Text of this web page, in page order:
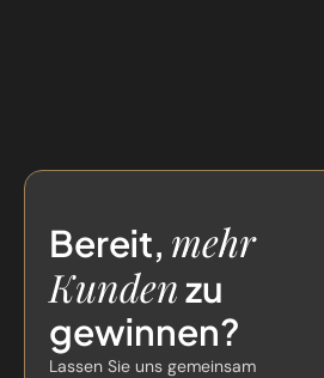
Bereit, mehr
Kundenzu
gewinnen?
Lassen Sie uns gemeinsam